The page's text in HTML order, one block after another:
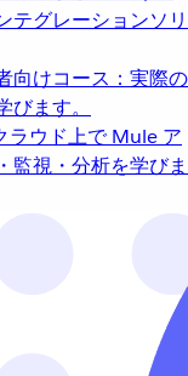
テグレーションソリ
向けコース：実際の
ます。
ラウド上で Mule ア
監視・分析を学びま